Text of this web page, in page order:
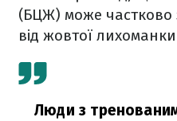
(БЦЖ) може частково
від жовтої лихоманки
Люди з